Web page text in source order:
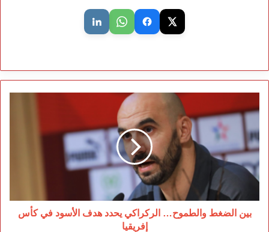
بين
الضغط
والطموح…
الركراكي
يحدد
هدف
الأسود
في
كأس
إفريقيا
بين الضغط والطموح… الركراكي يحدد هدف الأسود في كأس
إفريقيا